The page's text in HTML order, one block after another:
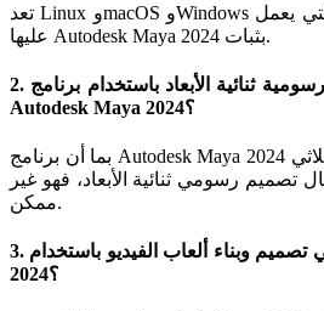
تعد Linux وmacOS وWindows من بين منصات التشغيل التي يعمل
عليها Autodesk Maya 2024 بثبات.
2. هل يمكن تطوير الأعمال الرسومية ثنائية الأبعاد باستخدام برنامج
Autodesk Maya 2024؟
بما أن برنامج Autodesk Maya 2024 هو برنامج تصميم رسومي ثلاثي
تصميم رسومي ثنائية الأبعاد، فهو غير
ممكن.
3. هل يمكنني تصميم وبناء ألعاب الفيديو باستخدام Autodesk Maya
2024؟